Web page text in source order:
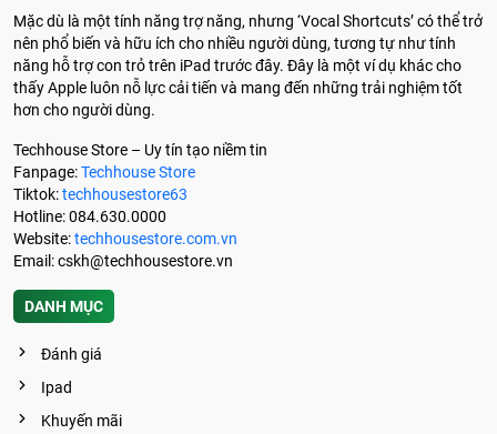
Mặc dù là một tính năng trợ năng, nhưng ‘Vocal Shortcuts’ có thể trở
nên phổ biến và hữu ích cho nhiều người dùng, tương tự như tính
năng hỗ trợ con trỏ trên iPad trước đây. Đây là một ví dụ khác cho
thấy Apple luôn nỗ lực cải tiến và mang đến những trải nghiệm tốt
hơn cho người dùng.
Techhouse Store – Uy tín tạo niềm tin
Fanpage:Techhouse Store
Tiktok:techhousestore63
Hotline: 084.630.0000
Website:techhousestore.com.vn
Email:cskh@techhousestore.vn
DANH MỤC
Đánh giá
Ipad
Khuyến mãi